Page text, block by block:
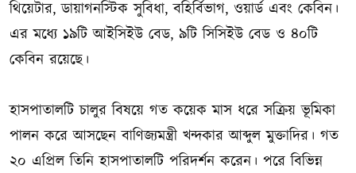
থিয়েটার, ডায়াগনস্টিক সুবিধা, বহির্বিভাগ, ওয়ার্ড এবং কেবিন।
এর মধ্যে ১৯টি আইসিইউ বেড, ৯টি সিসিইউ বেড ও ৪০টি
কেবিন রয়েছে।
হাসপাতালটি চালুর বিষয়ে গত কয়েক মাস ধরে সক্রিয় ভূমিকা
পালন করে আসছেন বাণিজ্যমন্ত্রী খন্দকার আব্দুল মুক্তাদির। গত
২০ এপ্রিল তিনি হাসপাতালটি পরিদর্শন করেন। পরে বিভিন্ন